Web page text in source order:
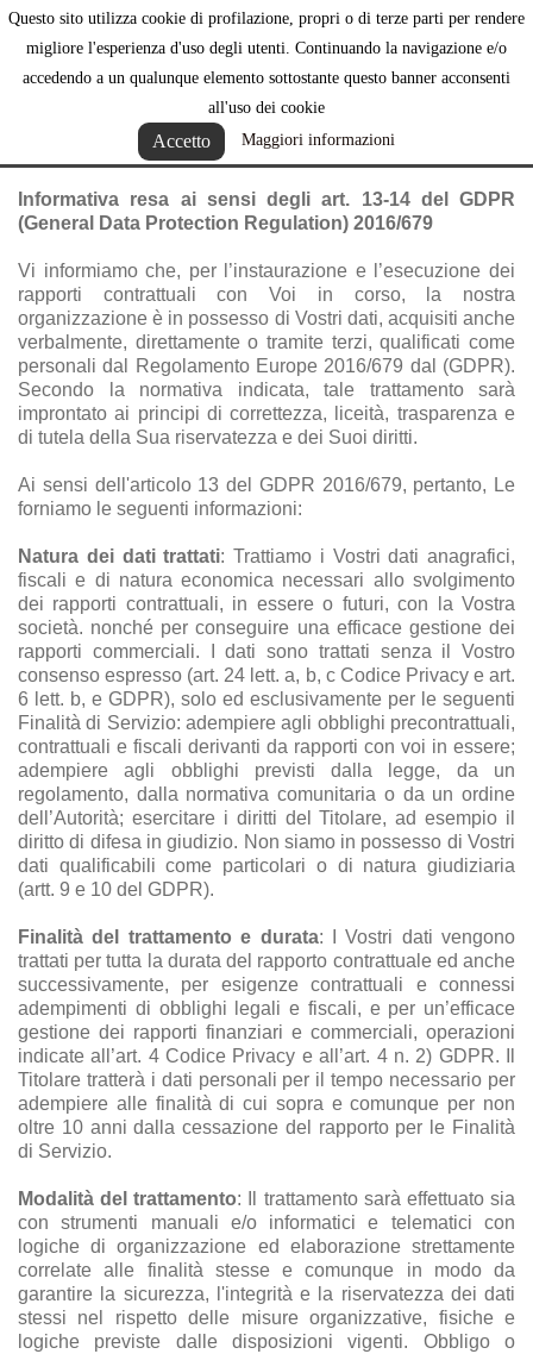
Questo sito utilizza cookie di profilazione, propri o di terze parti per rendere
migliore l'esperienza d'uso degli utenti. Continuando la navigazione e/o
accedendo a un qualunque elemento sottostante questo banner acconsenti
all'uso dei cookie
Accetto Maggiori informazioni

Privacy policy
Informativa resa ai sensi degli art. 13-14 del GDPR
(General Data Protection Regulation) 2016/679
Vi informiamo che, per l’instaurazione e l’esecuzione dei
rapporti contrattuali con Voi in corso, la nostra
organizzazione è in possesso di Vostri dati, acquisiti anche
verbalmente, direttamente o tramite terzi, qualificati come
personali dal Regolamento Europe 2016/679 dal (GDPR).
Secondo la normativa indicata, tale trattamento sarà
improntato ai principi di correttezza, liceità, trasparenza e
di tutela della Sua riservatezza e dei Suoi diritti.
Ai sensi dell'articolo 13 del GDPR 2016/679, pertanto, Le
forniamo le seguenti informazioni:
Natura dei dati trattati: Trattiamo i Vostri dati anagrafici,
fiscali e di natura economica necessari allo svolgimento
dei rapporti contrattuali, in essere o futuri, con la Vostra
società. nonché per conseguire una efficace gestione dei
rapporti commerciali. I dati sono trattati senza il Vostro
consenso espresso (art. 24 lett. a, b, c Codice Privacy e art.
6 lett. b, e GDPR), solo ed esclusivamente per le seguenti
Finalità di Servizio: adempiere agli obblighi precontrattuali,
contrattuali e fiscali derivanti da rapporti con voi in essere;
adempiere agli obblighi previsti dalla legge, da un
regolamento, dalla normativa comunitaria o da un ordine
dell’Autorità; esercitare i diritti del Titolare, ad esempio il
diritto di difesa in giudizio. Non siamo in possesso di Vostri
dati qualificabili come particolari o di natura giudiziaria
(artt. 9 e 10 del GDPR).
Finalità del trattamento e durata: I Vostri dati vengono
trattati per tutta la durata del rapporto contrattuale ed anche
successivamente, per esigenze contrattuali e connessi
adempimenti di obblighi legali e fiscali, e per un’efficace
gestione dei rapporti finanziari e commerciali, operazioni
indicate all’art. 4 Codice Privacy e all’art. 4 n. 2) GDPR. Il
Titolare tratterà i dati personali per il tempo necessario per
adempiere alle finalità di cui sopra e comunque per non
oltre 10 anni dalla cessazione del rapporto per le Finalità
di Servizio.
Modalità del trattamento: Il trattamento sarà effettuato sia
con strumenti manuali e/o informatici e telematici con
logiche di organizzazione ed elaborazione strettamente
correlate alle finalità stesse e comunque in modo da
garantire la sicurezza, l'integrità e la riservatezza dei dati
stessi nel rispetto delle misure organizzative, fisiche e
logiche previste dalle disposizioni vigenti. Obbligo o